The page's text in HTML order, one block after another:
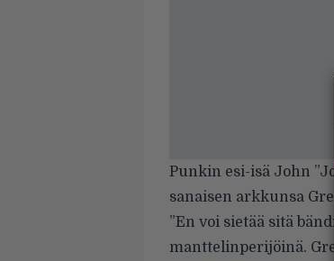
Punkin esi-isä John
sanaisen arkkunsa
”En voi sietää sitä
manttelinperijöinä.